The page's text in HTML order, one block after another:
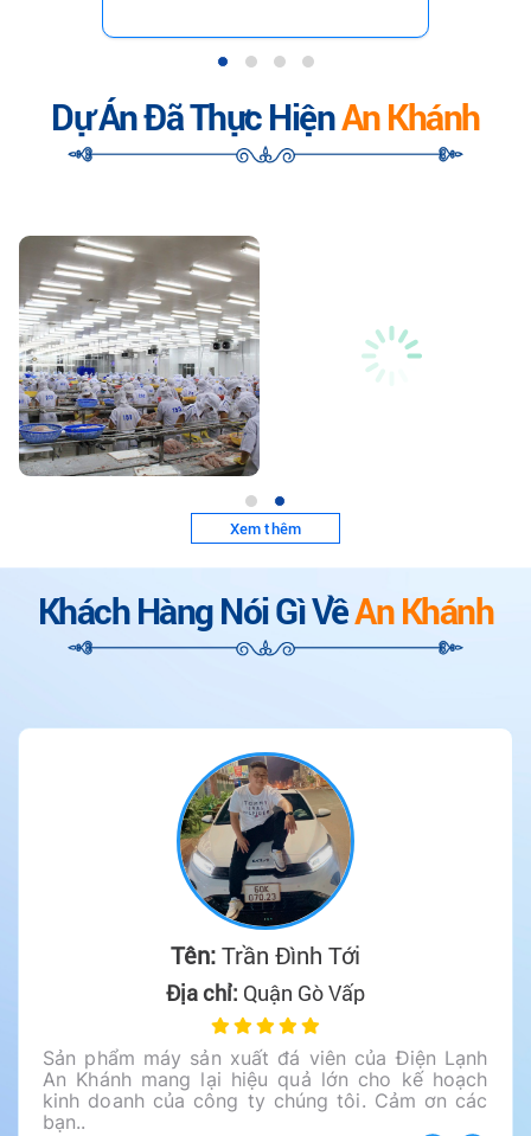
Dự Án Đã Thực HiệnAn Khánh
Lắp Đặt Kho
Lạnh Thuỷ Sản
Tại Tp.HCM
Lắp Đặt Hệ
Thống Lọc Nước
Tại Tp.HCM
Xem thêm
Khách Hàng Nói Gì VềAn Khánh
Tên:Trần Đình Tới
Địa chỉ: Quận Gò Vấp
Sản phẩm máy sản xuất đá viên của Điện Lạnh
An Khánh mang lại hiệu quả lớn cho kế hoạch
kinh doanh của công ty chúng tôi. Cảm ơn các
bạn..